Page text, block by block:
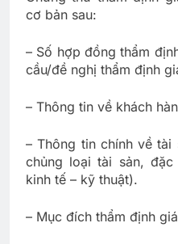
cơ bản sau:
– Số hợp đồng thẩm
cầu/đề nghị thẩm định
– Thông tin về khách
– Thông tin chính về tài
chủng loại tài sản,
kinh tế – kỹ thuật).
– Mục đích thẩm định